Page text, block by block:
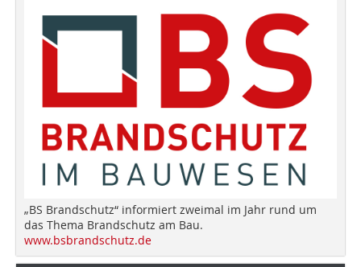
„BS Brandschutz“ informiert zweimal im Jahr rund um
das Thema Brandschutz am Bau.
www.bsbrandschutz.de